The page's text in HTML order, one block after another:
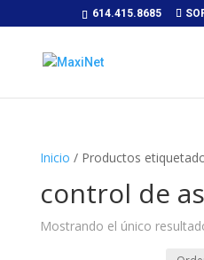
614.415.8685
Inicio / Productos
control de
Mostrando el único